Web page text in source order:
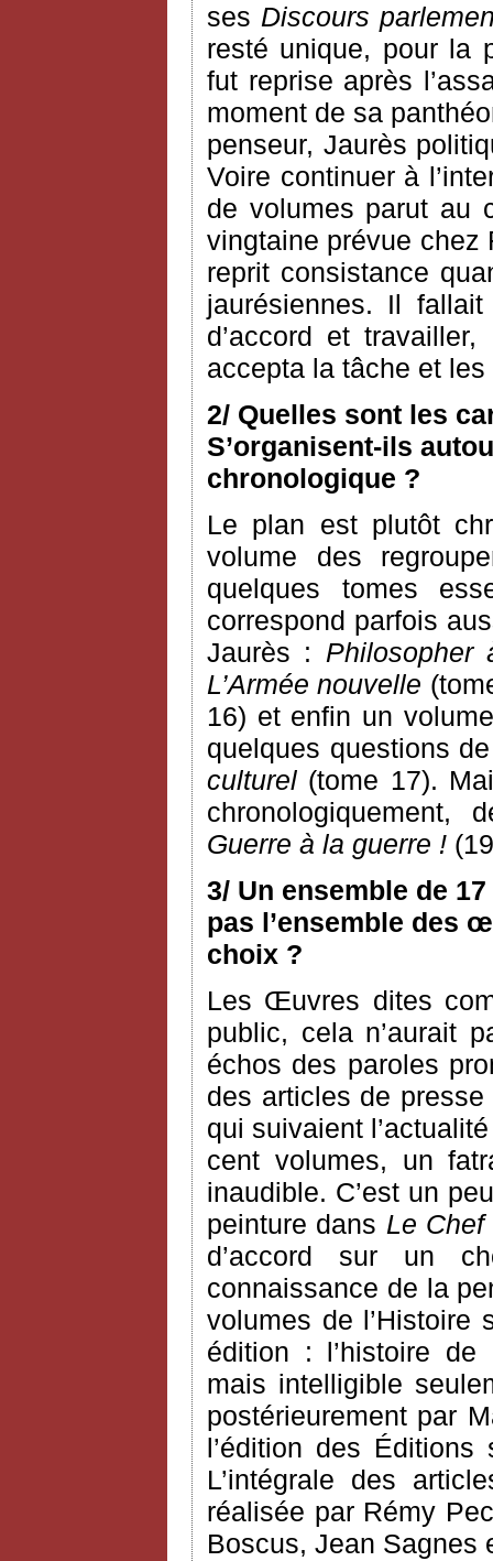
ses Discours
resté unique, pour la
fut reprise après
moment de sa
penseur, Jaurès
Voire continuer à
de volumes parut au
vingtaine prévue chez
reprit consistance
jaurésiennes. Il
d’accord et
accepta la tâche et
2/ Quelles sont les
S’organisent-ils
chronologique ?
Le plan est plutôt
volume des
quelques tomes
correspond parfois
Jaurès : Philosopher
L’Armée nouvelle
16) et enfin un
quelques questions
culturel (tome 17).
chronologiquement,
Guerre à la guerre !
3/ Un ensemble de
pas l’ensemble des
choix ?
Les Œuvres dites
public, cela n’aurait
échos des paroles
des articles de
qui suivaient
cent volumes, un
inaudible. C’est un
peinture dans Le
d’accord sur un
connaissance de la
volumes de l’Histoire
édition : l’histoire
mais intelligible
postérieurement par
l’édition des
L’intégrale des
réalisée par Rémy
Boscus, Jean Sagnes